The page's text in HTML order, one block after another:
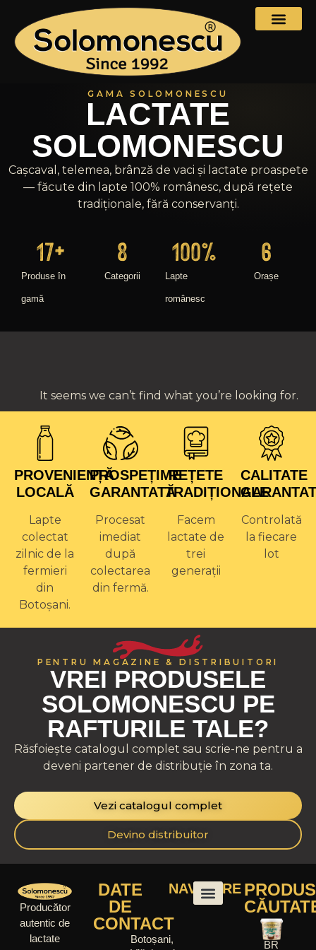
GAMA SOLOMONESCU
LACTATE
SOLOMONESCU
Cașcaval, telemea, brânză de vaci și lactate proaspete
— făcute din lapte 100% românesc, după rețete
tradiționale, fără conservanți.
Produse în
gamă
17+
Categorii
8
Lapte
românesc
100%
Orașe
6
It seems we can’t find what you’re looking for.
PROVENIENȚĂ
LOCALĂ
Lapte
colectat
zilnic de la
fermieri
din
Botoșani.
PROSPEȚIME
GARANTATĂ
Procesat
imediat
după
colectarea
din fermă.
REȚETE
TRADIȚIONALE
Facem
lactate de
trei
generații
CALITATE
Controlată
la fiecare
lot
PENTRU MAGAZINE & DISTRIBUITORI
VREI PRODUSELE
SOLOMONESCU PE
RAFTURILE TALE?
Răsfoiește catalogul complet sau scrie-ne pentru a
deveni partener de distribuție în zona ta.
Vezi catalogul complet
Devino distribuitor
Producător
autentic de
lactate
DATE
DE
CONTACT
Botoșani,
NAVIGARE
BR